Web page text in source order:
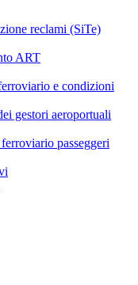
reclami (SiTe)
ART
e condizioni
gestori aeroportuali
passeggeri